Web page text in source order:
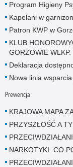
Program Higieny
Kapelani w
Patron KWP w
KLUB
GORZOWIE WLKP.
Deklaracja
Nowa linia
Prewencja
KRAJOWA MAPA
PRZYSZŁOŚĆ A TY
NARKOTYKI. CO